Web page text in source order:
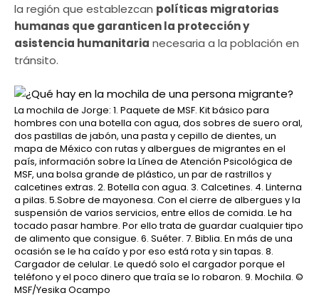
la región que establezcan políticas migratorias
humanas que garanticen la protección y
asistencia humanitaria necesaria a la población en
tránsito.
La mochila de Jorge: 1. Paquete de MSF. Kit básico para
hombres con una botella con agua, dos sobres de suero oral,
dos pastillas de jabón, una pasta y cepillo de dientes, un
mapa de México con rutas y albergues de migrantes en el
país, información sobre la Línea de Atención Psicológica de
MSF, una bolsa grande de plástico, un par de rastrillos y
calcetines extras. 2. Botella con agua. 3. Calcetines. 4. Linterna
a pilas. 5.Sobre de mayonesa. Con el cierre de albergues y la
suspensión de varios servicios, entre ellos de comida. Le ha
tocado pasar hambre. Por ello trata de guardar cualquier tipo
de alimento que consigue. 6. Suéter. 7. Biblia. En más de una
ocasión se le ha caído y por eso está rota y sin tapas. 8.
Cargador de celular. Le quedó solo el cargador porque el
teléfono y el poco dinero que traía se lo robaron. 9. Mochila. ©
MSF/Yesika Ocampo